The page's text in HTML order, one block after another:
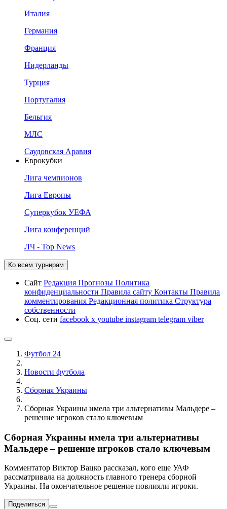
Италия
Германия
Франция
Нидерланды
Турция
Португалия
Бельгия
МЛС
Саудовская Аравия
Еврокубки
Лига чемпионов
Лига Европы
Суперкубок УЕФА
Лига конференций
ЛЧ - Top News
Ко всем турнирам
Сайт Редакция Прогнозы Политика
конфиденциальности Правила сайту Контакты Правила
комментирования Редакционная политика Структура
собственности
Соц. сети facebook x youtube instagram telegram viber
Футбол 24
Новости футбола
Сборная Украины
Сборная Украины имела три альтернативы Мальдере –
решение игроков стало ключевым
Сборная Украины имела три альтернативы
Мальдере – решение игроков стало ключевым
Комментатор Виктор Вацко рассказал, кого еще УАФ
рассматривала на должность главного тренера сборной
Украины. На окончательное решение повлияли игроки.
Поделиться